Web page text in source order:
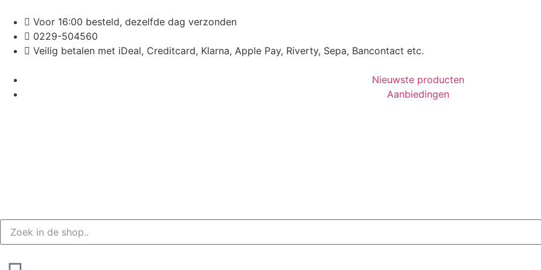
Voor 16:00 besteld, dezelfde dag verzonden
0229-504560
Veilig betalen met iDeal, Creditcard, Klarna, Apple Pay, Riverty, Sepa, Bancontact etc.
Nieuwste producten
Aanbiedingen